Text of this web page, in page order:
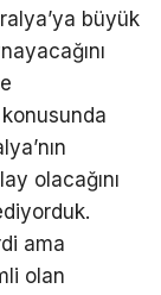
büyük
olacağını
ama
olan